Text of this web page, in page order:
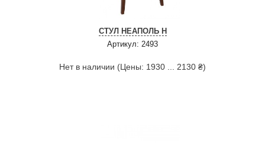
СТУЛ НЕАПОЛЬ Н
Артикул: 2493
Нет в наличии (Цены: 1930 ... 2130 ₴)